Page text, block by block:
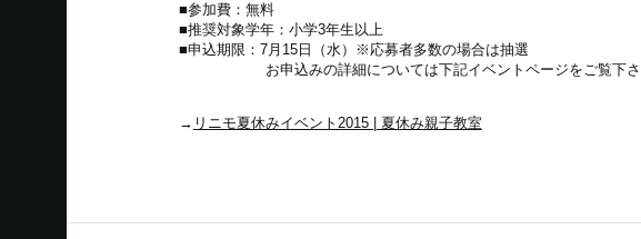
■参加費：無料
■推奨対象学年：小学3年生以上
■申込期限：7月15日（水）※応募者多数の場合は抽選
お申込みの詳細については下記イベントページをご覧下さ
→ リニモ夏休みイベント2015 | 夏休み親子教室